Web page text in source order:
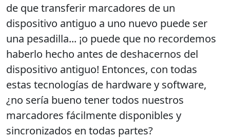
de que transferir marcadores de un
dispositivo antiguo a uno nuevo puede ser
una pesadilla... ¡o puede que no recordemos
haberlo hecho antes de deshacernos del
dispositivo antiguo! Entonces, con todas
estas tecnologías de hardware y software,
¿no sería bueno tener todos nuestros
marcadores fácilmente disponibles y
sincronizados en todas partes?